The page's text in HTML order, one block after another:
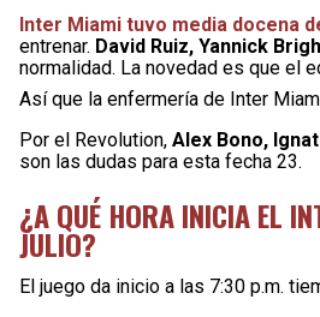
Inter Miami tuvo media docena
entrenar. David Ruiz, Yannick
normalidad. La novedad es que el
Así que la enfermería de Inter
Por el Revolution, Alex Bono,
son las dudas para esta fecha 23.
¿A QUÉ HORA INICIA EL
JULIO?
El juego da inicio a las 7:30 p.m.